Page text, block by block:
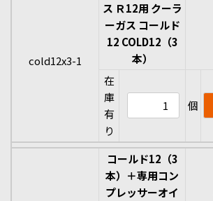
cold12x3-1
ス Ｒ12用 クーラ
ーガス コールド
12 COLD12（3
本）
在
庫
有
り
個
コールド12（3
本）＋専用コン
プレッサーオイ